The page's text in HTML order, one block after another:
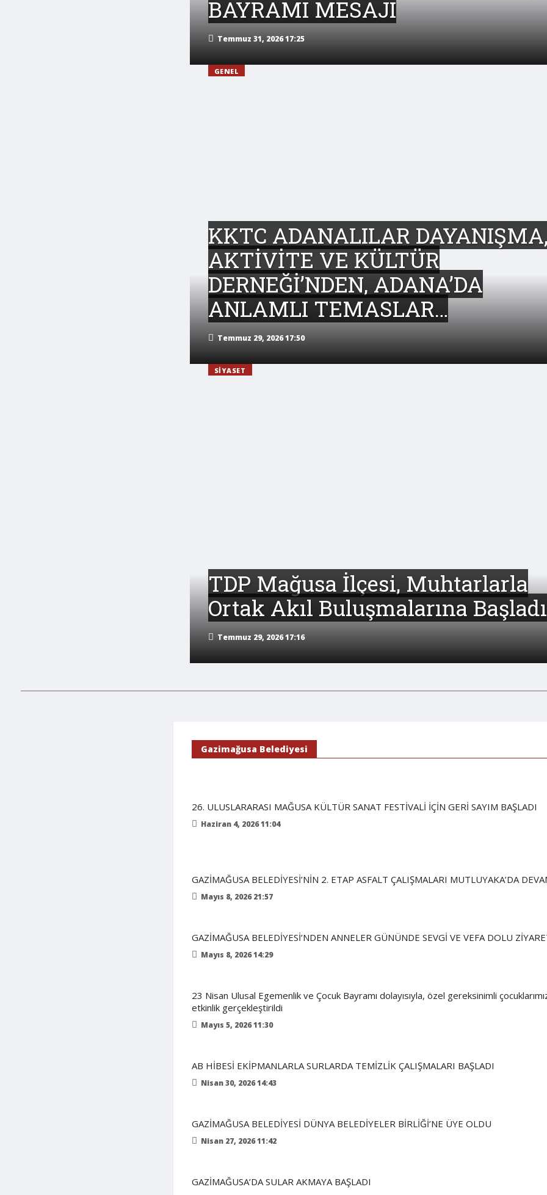
BAYRAMI MESAJI
Temmuz 31, 2026 17:25
GENEL
KKTC ADANALILAR
AKTİVİTE VE KÜLTÜR
DERNEĞİ’NDEN, ADANA’DA
ANLAMLI TEMASLAR…
Temmuz 29, 2026 17:50
SIYASET
TDP Mağusa İlçesi, Muhtarlarla
Ortak Akıl Buluşmalarına Başladı
Temmuz 29, 2026 17:16
Gazimağusa Belediyesi
26. ULUSLARARASI MAĞUSA KÜLTÜR SANAT FESTİVALİ İÇİN GERİ SAYIM BAŞLADI
Haziran 4, 2026 11:04
GAZİMAĞUSA BELEDİYESİ’NİN 2. ETAP ASFALT ÇALIŞMALARI MUTLUYAKA’DA
Mayıs 8, 2026 21:57
GAZİMAĞUSA BELEDİYESİ’NDEN ANNELER GÜNÜNDE SEVGİ VE VEFA DOLU
Mayıs 8, 2026 14:29
23 Nisan Ulusal Egemenlik ve Çocuk Bayramı dolayısıyla, özel gereksinimli
etkinlik gerçekleştirildi
Mayıs 5, 2026 11:30
AB HİBESİ EKİPMANLARLA SURLARDA TEMİZLİK ÇALIŞMALARI BAŞLADI
Nisan 30, 2026 14:43
GAZİMAĞUSA BELEDİYESİ DÜNYA BELEDİYELER BİRLİĞİ’NE ÜYE OLDU
Nisan 27, 2026 11:42
GAZİMAĞUSA’DA SULAR AKMAYA BAŞLADI